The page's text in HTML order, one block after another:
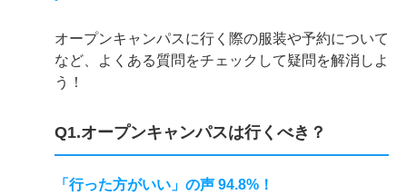
オープンキャンパスに行く際の服装や予約について
など、よくある質問をチェックして疑問を解消しよ
う！
Q1.オープンキャンパスは行くべき？
「行った方がいい」の声 94.8%！